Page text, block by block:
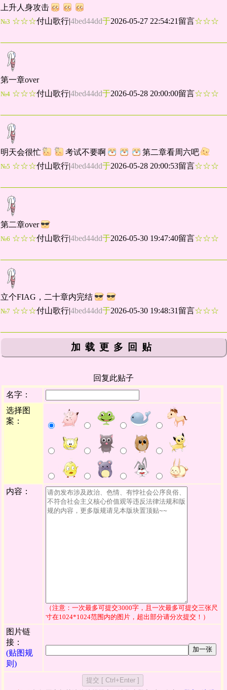
上升人身攻击
№3 ☆☆☆付山歌行|4bed44dd于2026-05-27 22:54:21留言☆☆☆
第一章over
№4 ☆☆☆付山歌行|4bed44dd于2026-05-28 20:00:00留言☆☆☆
明天会很忙 考试不要啊 第二章看周六吧
№5 ☆☆☆付山歌行|4bed44dd于2026-05-28 20:00:53留言☆☆☆
第二章over
№6 ☆☆☆付山歌行|4bed44dd于2026-05-30 19:47:40留言☆☆☆
立个FIAG，二十章内完结
№7 ☆☆☆付山歌行|4bed44dd于2026-05-30 19:48:31留言☆☆☆
加载更多回贴
回复此贴子
名字：
选择图
案：
内容：
（注意：一次最多可提交3000字，且一次最多可提交三张尺
寸在1024*1024范围内的图片，超出部分请分次提交！）
图片链
接：
(贴图规
则)
加一张